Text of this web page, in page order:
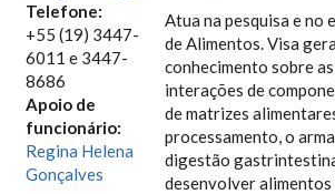
Telefone:
+55 (19) 3447-
6011 e 3447-
8686
Apoio de
funcionário:
Regina Helena
Gonçalves
Atua na pesquisa e no
de Alimentos. Visa
conhecimento sobre
interações de
de matrizes
processamento, o
digestão
desenvolver